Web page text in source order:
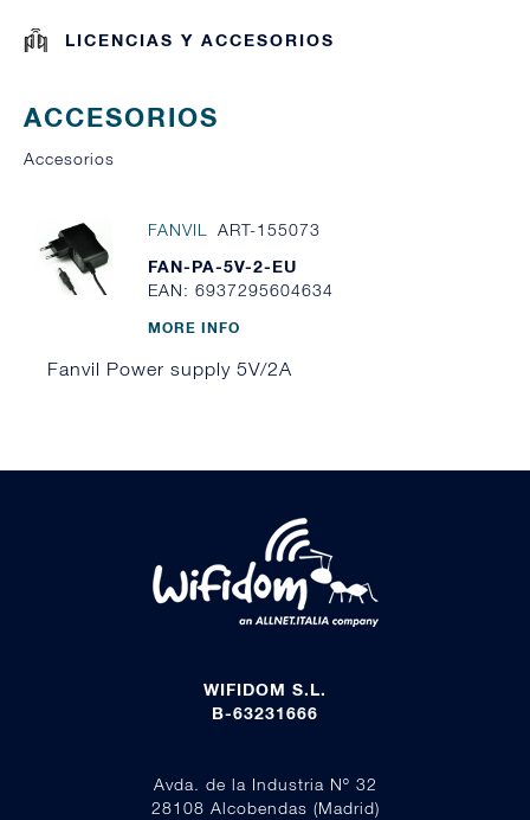
LICENCIAS Y ACCESORIOS
ACCESORIOS
Accesorios
FANVIL ART-155073
FAN-PA-5V-2-EU
EAN: 6937295604634
MORE INFO
Fanvil Power supply 5V/2A
WIFIDOM S.L.
B-63231666
Avda. de la Industria Nº 32
28108 Alcobendas (Madrid)